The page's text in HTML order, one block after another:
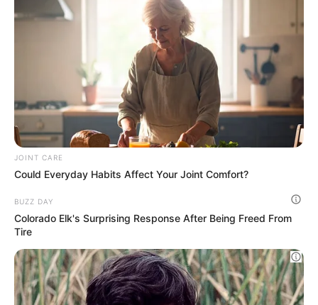
Si stima, inoltre, che su 40,2 milioni di auto in
circolazione, 10 milioni hanno più di 20 anni
targhe storiche, però, non saranno
assegnate a tutti. Ad essere coinvolte nel
decreto saranno quei veicoli già immatricolati
in Italia e radiati d’ufficio secondo l’articolo 96
c.d.s., nonché a quelli radiati per
esportazione ai sensi dell’articolo 103 c.d.s.
La concessione, poi, si estenderà anche agli
esemplari radiati per ritiro su area privata
prima del 26 aprile 2006, ai veicoli demoliti
secondo la legislazione precedente entro il 30